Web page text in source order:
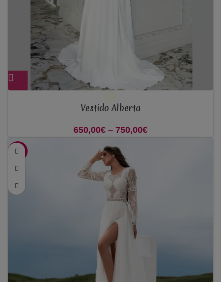
Vestido Alberta
650,00€ – 750,00€
-40%